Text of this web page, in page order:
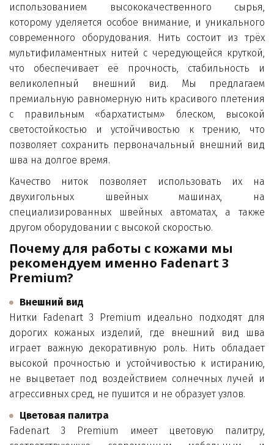
использованием высококачественного сырья,
которому уделяется особое внимание, и уникального
современного оборудования. Нить состоит из трёх
мультифиламентных нитей с чередующейся круткой,
что обеспечивает её прочность, стабильность и
великолепный внешний вид. Мы предлагаем
премиальную равномерную нить красивого плетения
с правильным «бархатистым» блеском, высокой
светостойкостью и устойчивостью к трению, что
позволяет сохранить первоначальный внешний вид
шва на долгое время.
Качество ниток позволяет использовать их на
двухигольных швейных машинах, на
специализированных швейных автоматах, а также
другом оборудовании с высокой скоростью.
Почему для работы с кожами мы
рекомендуем именно Fadenart 3
Premium?
Внешний вид
Нитки Fadenart 3 Premium идеально подходят для
дорогих кожаных изделий, где внешний вид шва
играет важную декоративную роль. Нить обладает
высокой прочностью и устойчивостью к истиранию,
не выцветает под воздействием солнечных лучей и
агрессивных сред, не пушится и не образует узлов.
Цветовая палитра
Fadenart 3 Premium имеет цветовую палитру,